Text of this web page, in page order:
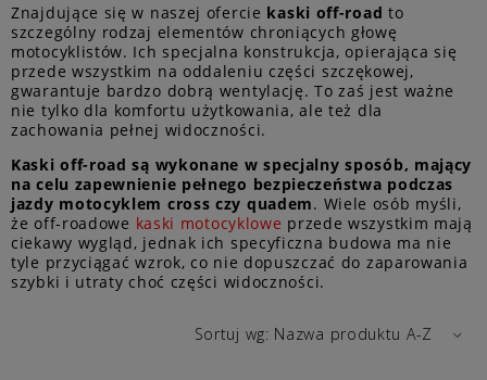
Znajdujące się w naszej ofercie kaski off-road to
szczególny rodzaj elementów chroniących głowę
motocyklistów. Ich specjalna konstrukcja, opierająca się
przede wszystkim na oddaleniu części szczękowej,
gwarantuje bardzo dobrą wentylację. To zaś jest ważne
nie tylko dla komfortu użytkowania, ale też dla
zachowania pełnej widoczności.
Kaski off-road są wykonane w specjalny sposób, mający
na celu zapewnienie pełnego bezpieczeństwa podczas
jazdy motocyklem cross czy quadem. Wiele osób myśli,
że off-roadowe kaski motocyklowe przede wszystkim mają
ciekawy wygląd, jednak ich specyficzna budowa ma nie
tyle przyciągać wzrok, co nie dopuszczać do zaparowania
szybki i utraty choć części widoczności.
Sortuj wg: Nazwa produktu A-Z